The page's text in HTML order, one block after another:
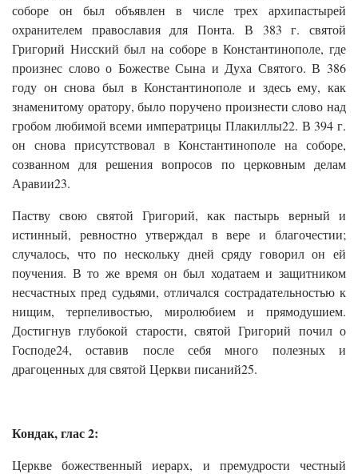
соборе он был объявлен в числе трех архипастырей
охранителем православия для Понта. В 383 г. святой
Григорий Нисский был на соборе в Константинополе, где
произнес слово о Божестве Сына и Духа Святого. В 386
году он снова был в Константинополе и здесь ему, как
знаменитому оратору, было поручено произнести слово над
гробом любимой всеми императрицы Плакиллы22. В 394 г.
он снова присутствовал в Константинополе на соборе,
созванном для решения вопросов по церковным делам
Аравии23.
Паству свою святой Григорий, как пастырь верный и
истинный, ревностно утверждал в вере и благочестии;
случалось, что по нескольку дней сряду говорил он ей
поучения. В то же время он был ходатаем и защитником
несчастных пред судьями, отличался сострадательностью к
нищим, терпеливостью, миролюбием и прямодушием.
Достигнув глубокой старости, святой Григорий почил о
Господе24, оставив после себя много полезных и
драгоценных для святой Церкви писаний25.
Кондак, глас 2:
Церкве божественный иерарх, и премудрости честный